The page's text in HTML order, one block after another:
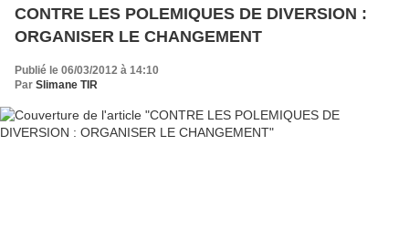
CONTRE LES POLEMIQUES DE DIVERSION :
ORGANISER LE CHANGEMENT
Publié le 06/03/2012 à 14:10
Par Slimane TIR